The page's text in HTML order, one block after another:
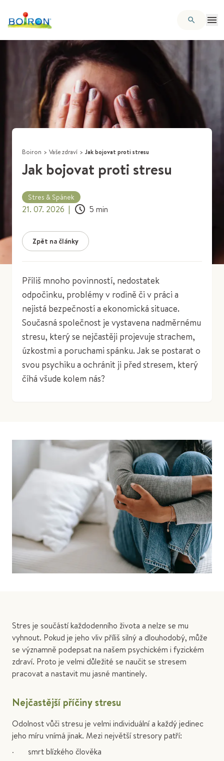
Boiron > Vaše zdraví > Jak bojovat proti stresu
Jak bojovat proti stresu
Stres & Spánek
21. 07. 2026 | 5 min
Zpět na články
Příliš mnoho povinností, nedostatek
odpočinku, problémy v rodině či v práci a
nejistá bezpečností a ekonomická situace.
Současná společnost je vystavena nadměrnému
stresu, který se nejčastěji projevuje strachem,
úzkostmi a poruchami spánku. Jak se postarat o
svou psychiku a ochránit ji před stresem, který
číhá všude kolem nás?
Stres je součástí každodenního života a nelze se mu
vyhnout. Pokud je jeho vliv příliš silný a dlouhodobý, může
se významně podepsat na našem psychickém i fyzickém
zdraví. Proto je velmi důležité se naučit se stresem
pracovat a nastavit mu jasné mantinely.
Nejčastější příčiny stresu
Odolnost vůči stresu je velmi individuální a každý jedinec
jeho míru vnímá jinak. Mezi největší stresory patří:
· smrt blízkého člověka